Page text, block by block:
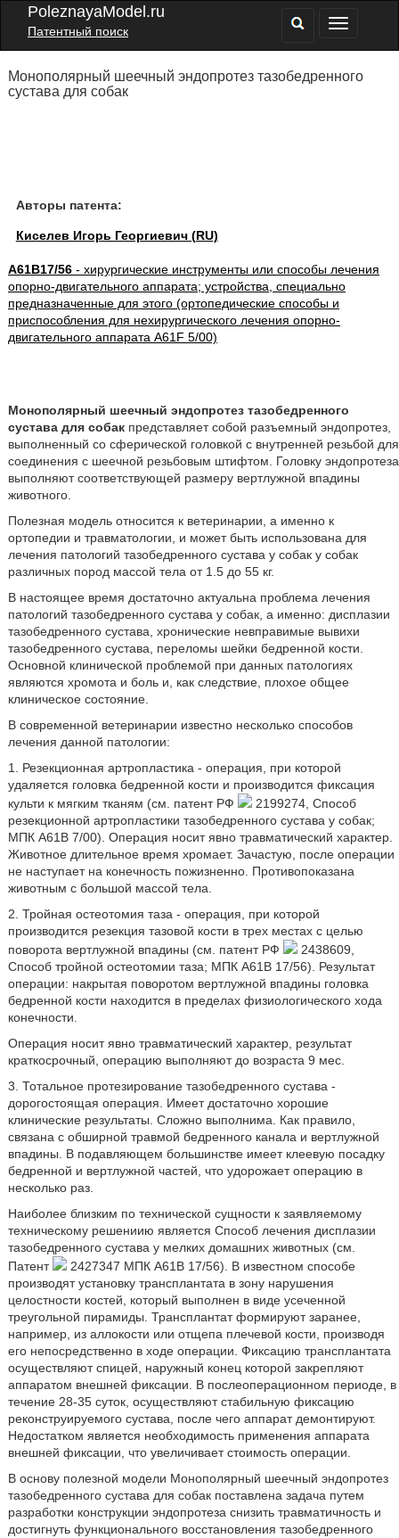
PoleznayaModel.ru
Патентный поиск
Монополярный шеечный эндопротез тазобедренного
сустава для собак
Авторы патента:
Киселев Игорь Георгиевич (RU)
A61B17/56- хирургические инструменты или способы лечения
опорно-двигательного аппарата; устройства, специально
предназначенные для этого (ортопедические способы и
приспособления для нехирургического лечения опорно-
двигательного аппарата A61F 5/00)
Монополярный шеечный эндопротез тазобедренного
сустава для собакпредставляет собой разъемный эндопротез,
выполненный со сферической головкой с внутренней резьбой для
соединения с шеечной резьбовым штифтом. Головку эндопротеза
выполняют соответствующей размеру вертлужной впадины
животного.
Полезная модель относится к ветеринарии, а именно к
ортопедии и травматологии, и может быть использована для
лечения патологий тазобедренного сустава у собак у собак
различных пород массой тела от 1.5 до 55 кг.
В настоящее время достаточно актуальна проблема лечения
патологий тазобедренного сустава у собак, а именно: дисплазии
тазобедренного сустава, хронические невправимые вывихи
тазобедренного сустава, переломы шейки бедренной кости.
Основной клинической проблемой при данных патологиях
являются хромота и боль и, как следствие, плохое общее
клиническое состояние.
В современной ветеринарии известно несколько способов
лечения данной патологии:
1. Резекционная артропластика - операция, при которой
удаляется головка бедренной кости и производится фиксация
культи к мягким тканям (см. патент РФ
2199274, Способ
резекционной артропластики тазобедренного сустава у собак;
МПК А61В 7/00). Операция носит явно травматический характер.
Животное длительное время хромает. Зачастую, после операции
не наступает на конечность пожизненно. Противопоказана
животным с большой массой тела.
2. Тройная остеотомия таза - операция, при которой
производится резекция тазовой кости в трех местах с целью
поворота вертлужной впадины (см. патент РФ
2438609,
Способ тройной остеотомии таза; МПК А61В 17/56). Результат
операции: накрытая поворотом вертлужной впадины головка
бедренной кости находится в пределах физиологического хода
конечности.
Операция носит явно травматический характер, результат
краткосрочный, операцию выполняют до возраста 9 мес.
3. Тотальное протезирование тазобедренного сустава -
дорогостоящая операция. Имеет достаточно хорошие
клинические результаты. Сложно выполнима. Как правило,
связана с обширной травмой бедренного канала и вертлужной
впадины. В подавляющем большинстве имеет клеевую посадку
бедренной и вертлужной частей, что удорожает операцию в
несколько раз.
Наиболее близким по технической сущности к заявляемому
техническому решениию является Способ лечения дисплазии
тазобедренного сустава у мелких домашних животных (см.
Патент
2427347 МПК А61В 17/56). В известном способе
производят установку трансплантата в зону нарушения
целостности костей, который выполнен в виде усеченной
треугольной пирамиды. Трансплантат формируют заранее,
например, из аллокости или отщепа плечевой кости, производя
его непосредственно в ходе операции. Фиксацию трансплантата
осуществляют спицей, наружный конец которой закрепляют
аппаратом внешней фиксации. В послеоперационном периоде, в
течение 28-35 суток, осуществляют стабильную фиксацию
реконструируемого сустава, после чего аппарат демонтируют.
Недостатком является необходимость применения аппарата
внешней фиксации, что увеличивает стоимость операции.
В основу полезной модели Монополярный шеечный эндопротез
тазобедренного сустава для собак поставлена задача путем
разработки конструкции эндопротеза снизить травматичность и
достигнуть функционального восстановления тазобедренного